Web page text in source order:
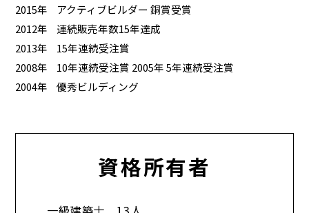
2015年
アクティブビルダー 銅賞受賞
2012年
連続販売年数15年達成
2013年
15年連続受注賞
2008年
10年連続受注賞 2005年 5年連続受注賞
2004年
優秀ビルディング
資格所有者